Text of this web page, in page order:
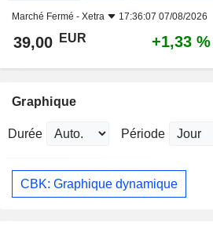
Marché Fermé - Xetra 17:36:07 07/08/2026
39,00 EUR +1,33 %
Graphique
Durée Période
CBK: Graphique dynamique